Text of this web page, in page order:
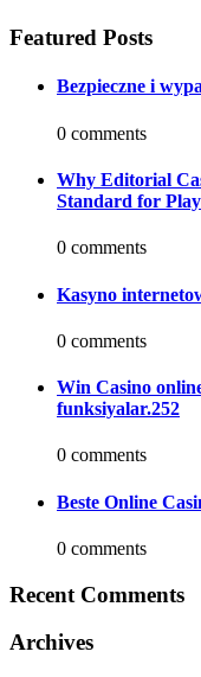
Featured Posts
Bezpieczne i
0 comments
Why Editorial
Standard for
0 comments
Kasyno
0 comments
Win Casino
funksiyalar.252
0 comments
Beste Online
0 comments
Recent Comments
Archives